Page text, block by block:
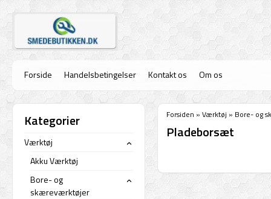
Forside Handelsbetingelser Kontakt os Om os
Forsiden » Værktøj » Bore- og
Pladeborsæt
Kategorier
Værktøj ›
Akku Værktøj
Bore- og
skæreværktøjer
›